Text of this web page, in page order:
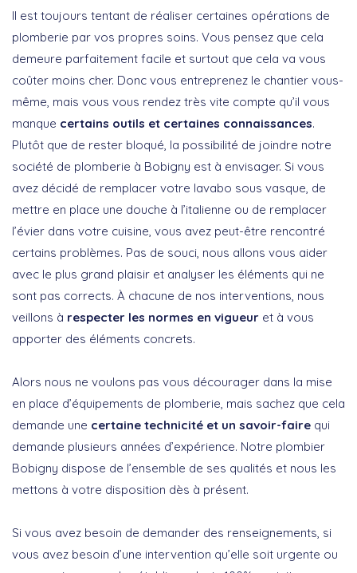
Il est toujours tentant de réaliser certaines opérations de
plomberie par vos propres soins. Vous pensez que cela
demeure parfaitement facile et surtout que cela va vous
coûter moins cher. Donc vous entreprenez le chantier vous-
même, mais vous vous rendez très vite compte qu’il vous
manque certains outils et certaines connaissances.
Plutôt que de rester bloqué, la possibilité de joindre notre
société de plomberie à Bobigny est à envisager. Si vous
avez décidé de remplacer votre lavabo sous vasque, de
mettre en place une douche à l’italienne ou de remplacer
l’évier dans votre cuisine, vous avez peut-être rencontré
certains problèmes. Pas de souci, nous allons vous aider
avec le plus grand plaisir et analyser les éléments qui ne
sont pas corrects. À chacune de nos interventions, nous
veillons à respecter les normes en vigueur et à vous
apporter des éléments concrets.
Alors nous ne voulons pas vous décourager dans la mise
en place d’équipements de plomberie, mais sachez que cela
demande une certaine technicité et un savoir-faire qui
demande plusieurs années d’expérience. Notre plombier
Bobigny dispose de l’ensemble de ses qualités et nous les
mettons à votre disposition dès à présent.
Si vous avez besoin de demander des renseignements, si
vous avez besoin d’une intervention qu’elle soit urgente ou